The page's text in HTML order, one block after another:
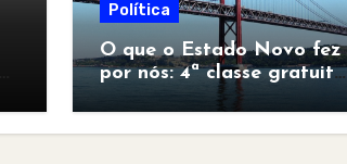
Política
O que o Estado Novo fez
por nós: 4ª classe gratuita
para todos